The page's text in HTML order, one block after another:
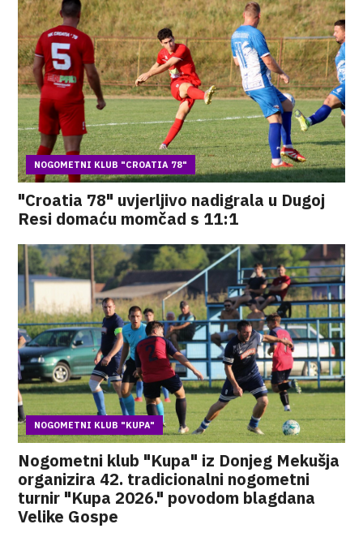
NOGOMETNI KLUB "CROATIA 78"
"Croatia 78" uvjerljivo nadigrala u Dugoj
Resi domaću momčad s 11:1
NOGOMETNI KLUB "KUPA"
Nogometni klub "Kupa" iz Donjeg Mekušja
organizira 42. tradicionalni nogometni
turnir "Kupa 2026." povodom blagdana
Velike Gospe